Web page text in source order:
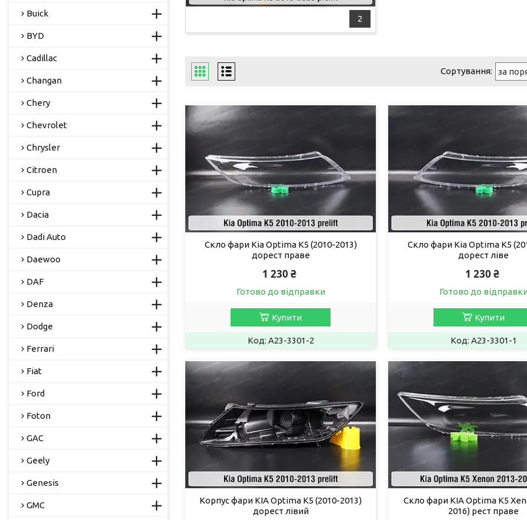
2
Скло фари Kia Optima K5 (2010-2013)
дорест праве
1 230 ₴
Готово до відправки
Купити
A23-3301-2
Скло фари Kia Optima K5
дорест ліве
1 230 ₴
Готово до
Купити
A23-3301-1
Корпус фари KIA Optima K5 (2010-2013)
дорест лівий
Скло фари KIA Optima K5
2016) рест праве
Buick
BYD
Cadillac
Changan
Chery
Chevrolet
Chrysler
Citroen
Cupra
Dacia
Dadi Auto
Daewoo
DAF
Denza
Dodge
Ferrari
Fiat
Ford
Foton
GAC
Geely
Genesis
GMC